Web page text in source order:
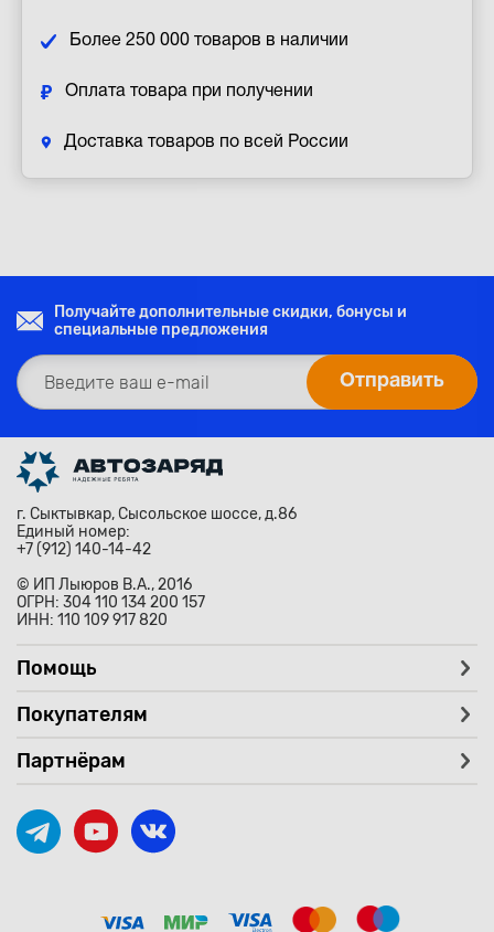
Более 250 000 товаров в наличии
Оплата товара при получении
Доставка товаров по всей России
Получайте дополнительные скидки, бонусы и
специальные предложения
г. Сыктывкар, Сысольское шоссе, д.86
Единый номер:
+7 (912) 140-14-42
© ИП Лыюров В.А., 2016
ОГРН: 304 110 134 200 157
ИНН: 110 109 917 820
Помощь
Покупателям
Партнёрам